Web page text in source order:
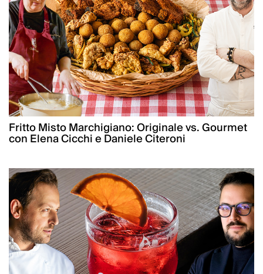
Fritto Misto Marchigiano: Originale vs. Gourmet
con Elena Cicchi e Daniele Citeroni